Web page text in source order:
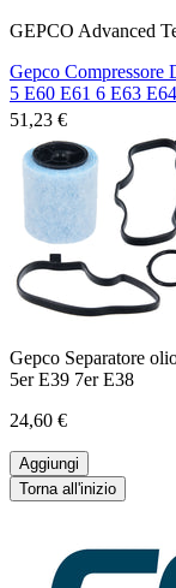
GEPCO Advanced
Gepco
5 E60 E61 6 E63
51,23 €
Gepco Separatore
5er E39 7er E38
24,60 €
Aggiungi
Torna all'inizio